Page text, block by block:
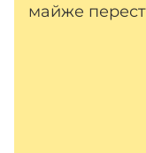
майже